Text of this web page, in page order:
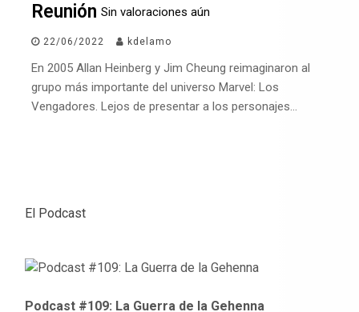
Reunión Sin valoraciones aún
22/06/2022 kdelamo
En 2005 Allan Heinberg y Jim Cheung reimaginaron al
grupo más importante del universo Marvel: Los
Vengadores. Lejos de presentar a los personajes…
El Podcast
Podcast #109: La Guerra de la Gehenna